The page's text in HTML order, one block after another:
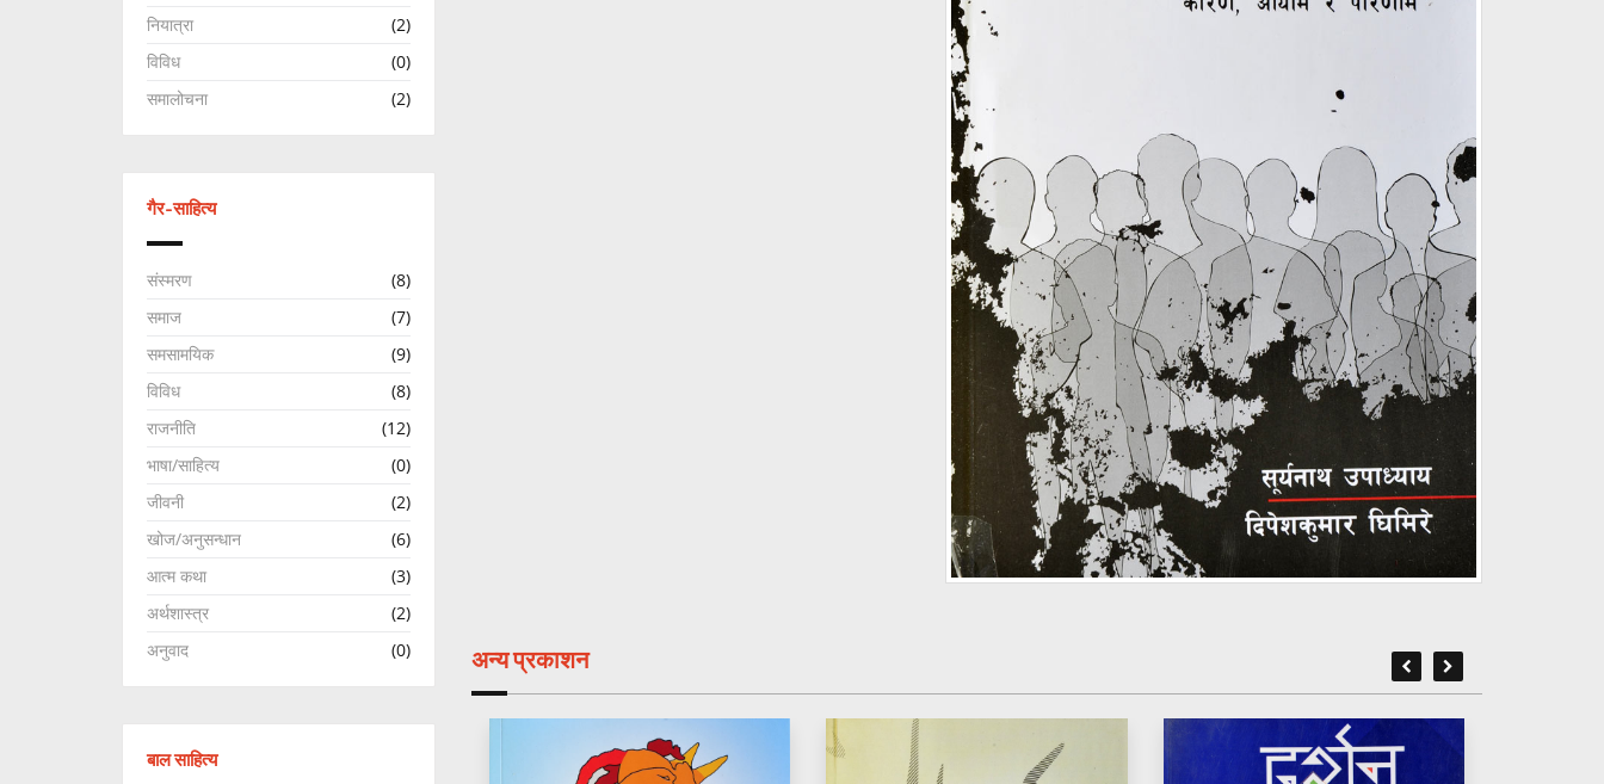
नियात्रा
(2)
विविध
(0)
समालोचना
(2)
गैर-साहित्य
संस्मरण
(8)
समाज
(7)
समसामयिक
(9)
विविध
(8)
राजनीति
(12)
भाषा/साहित्य
(0)
जीवनी
(2)
खोज/अनुसन्धान
(6)
आत्म कथा
(3)
अर्थशास्त्र
(2)
अनुवाद
(0)
बाल साहित्य
अन्य प्रकाशन